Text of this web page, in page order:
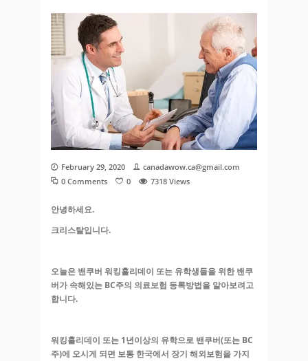
February 29, 2020
canadawow.ca@gmail.com
0 Comments
0 7318 Views
안녕하세요.
크리스탈입니다.
오늘은 밴쿠버 워킹홀리데이 또는 유학생들을 위한 밴쿠
버가 속해있는 BC주의 의료보험 등록방법을 알아보려고
합니다.
워킹홀리데이 또는 1년이상의 유학으로 밴쿠버(또는 BC
주)에 오시게 되면 보통 한국에서 장기 해외보험을 가지